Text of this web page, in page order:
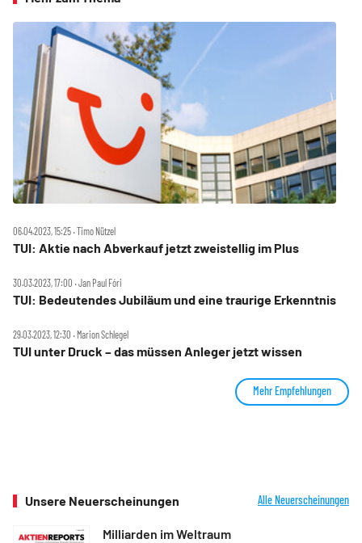
06.04.2023, 15:25 ‧ Timo Nützel
TUI: Aktie nach Abverkauf jetzt zweistellig im Plus
30.03.2023, 17:00 ‧ Jan Paul Fóri
TUI: Bedeutendes Jubiläum und eine traurige Erkenntnis
29.03.2023, 12:30 ‧ Marion Schlegel
TUI unter Druck – das müssen Anleger jetzt wissen
Mehr Empfehlungen
Unsere Neuerscheinungen Alle Neuerscheinungen
Milliarden im Weltraum